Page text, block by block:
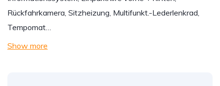
Rückfahrkamera, Sitzheizung, Multifunkt.-Lederlenkrad,
Tempomat…
Show more